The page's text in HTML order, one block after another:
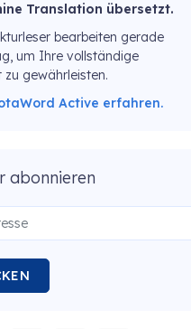
Translation übersetzt.
bearbeiten gerade
um Ihre vollständige
zu gewährleisten.
Active erfahren.
abonnieren